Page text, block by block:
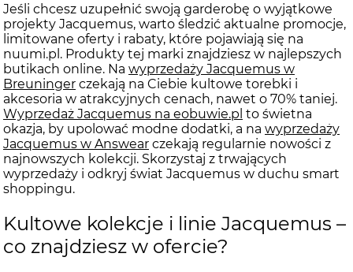
Jeśli chcesz uzupełnić swoją garderobę o wyjątkowe
projekty Jacquemus, warto śledzić aktualne promocje,
limitowane oferty i rabaty, które pojawiają się na
nuumi.pl. Produkty tej marki znajdziesz w najlepszych
butikach online. Na wyprzedaży Jacquemus w
Breuninger czekają na Ciebie kultowe torebki i
akcesoria w atrakcyjnych cenach, nawet o 70% taniej.
Wyprzedaż Jacquemus na eobuwie.pl to świetna
okazja, by upolować modne dodatki, a na wyprzedaży
Jacquemus w Answear czekają regularnie nowości z
najnowszych kolekcji. Skorzystaj z trwających
wyprzedaży i odkryj świat Jacquemus w duchu smart
shoppingu.
Kultowe kolekcje i linie Jacquemus –
co znajdziesz w ofercie?